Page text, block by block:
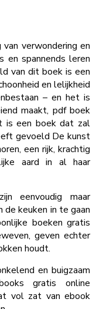
verwondering en
en spannends leren
van dit boek is een
en lelijkheid
– en het is
maakt, pdf boek
is een boek dat zal
gevoeld De kunst
een rijk, krachtig
aard in al haar
eenvoudig maar
de keuken in te gaan
boeken gratis
geven echter
houdt.
en buigzaam
gratis online
vol zat van ebook